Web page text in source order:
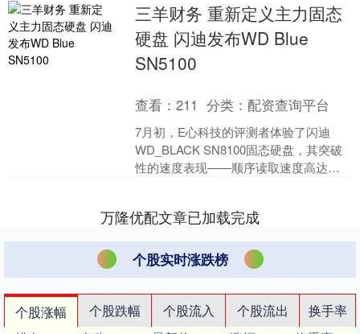
出，排名第一....
三羊财务 重新定义主力固态
硬盘 闪迪发布WD Blue
SN5100
查看：211 分类：配资查询平台
7月初，E心科技的评测者体验了闪迪
WD_BLACK SN8100固态硬盘，其突破
性的速度表现——顺序读取速度高达
万隆优配文章已加载完成
个股实时涨跌榜
个股涨幅 个股跌幅 个股流入 个股流出
换手率